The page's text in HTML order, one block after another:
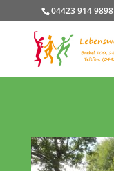
04423 914 9898